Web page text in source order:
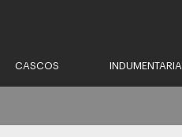
CASCOS INDUMENTARIA